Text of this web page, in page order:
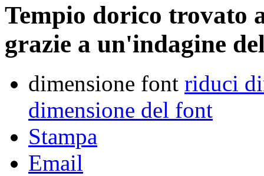
Tempio dorico trovato
grazie a un'indagine
dimensione font riduci
dimensione del font
Stampa
Email